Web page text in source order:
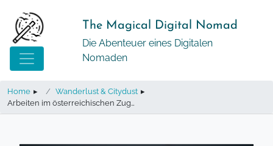
zum
Inhalt
The Magical Digital Nomad
Die Abenteuer eines Digitalen
Nomaden
Home ▸ Wanderlust & Citydust ▸
Arbeiten im österreichischen Zug…